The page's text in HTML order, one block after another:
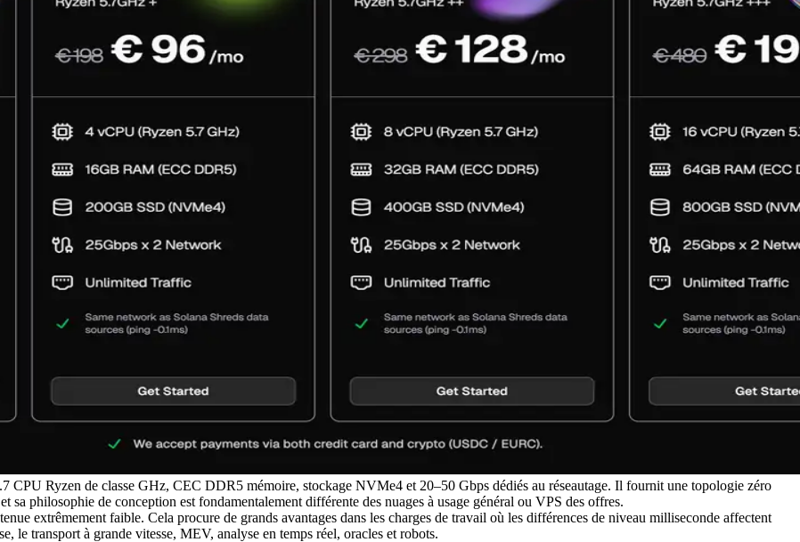
CPU Ryzen de classe GHz, CEC DDR5 mémoire, stockage NVMe4 et 20–50 Gbps dédiés au réseautage. Il fournit une topologie zéro
sa philosophie de conception est fondamentalement différente des nuages à usage général ou VPS des offres.
extrêmement faible. Cela procure de grands avantages dans les charges de travail où les différences de niveau milliseconde affectent
le transport à grande vitesse, MEV, analyse en temps réel, oracles et robots.